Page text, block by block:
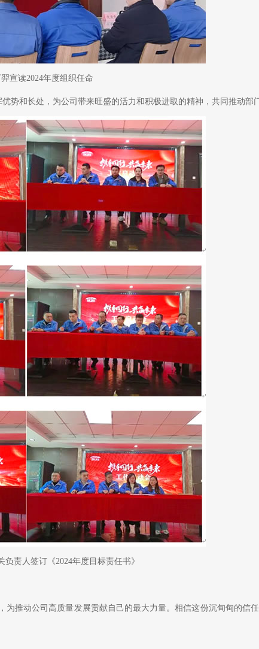
宣读2024年度组织任命
和长处，为公司带来旺盛的活力和积极进取的精神，共同推动部
责人签订《2024年度目标责任书》
推动公司高质量发展贡献自己的最大力量。相信这份沉甸甸的信